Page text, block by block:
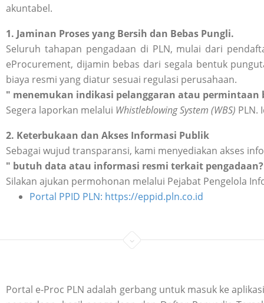
akuntabel.
1. Jaminan Proses yang Bersih dan Bebas Pungli.
Seluruh tahapan pengadaan di PLN, mulai dari
eProcurement, dijamin bebas dari segala bentuk
biaya resmi yang diatur sesuai regulasi perusahaan.
" menemukan indikasi pelanggaran atau permintaan
Segera laporkan melalui Whistleblowing System (WBS) PLN.
2. Keterbukaan dan Akses Informasi Publik
Sebagai wujud transparansi, kami menyediakan akses
" butuh data atau informasi resmi terkait
Silakan ajukan permohonan melalui Pejabat Pengelola
Portal PPID PLN: https://eppid.pln.co.id
Portal e-Proc PLN adalah gerbang untuk masuk ke